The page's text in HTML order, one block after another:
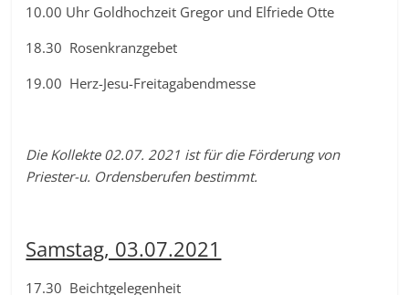
10.00 Uhr Goldhochzeit Gregor und Elfriede Otte
18.30 Rosenkranzgebet
19.00 Herz-Jesu-Freitagabendmesse
Die Kollekte 02.07. 2021 ist für die Förderung von
Priester-u. Ordensberufen bestimmt.
Samstag, 03.07.2021
17.30 Beichtgelegenheit